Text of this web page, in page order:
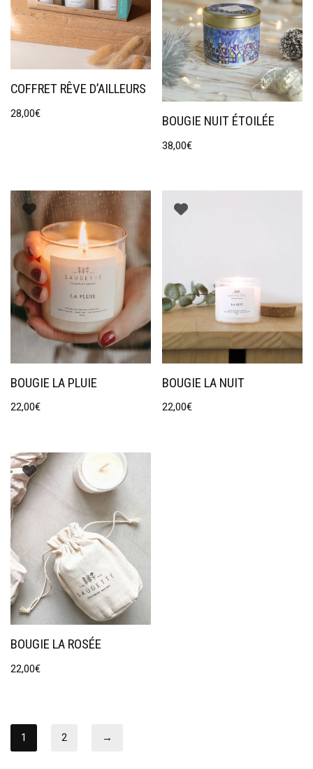
COFFRET RÊVE D’AILLEURS
28,00€
BOUGIE NUIT ÉTOILÉE
38,00€
BOUGIE LA PLUIE
22,00€
BOUGIE LA NUIT
22,00€
BOUGIE LA ROSÉE
22,00€
1 2 →